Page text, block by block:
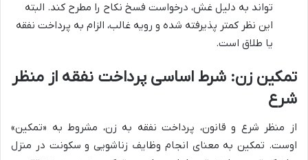
تواند به دلیل غش، درخواست فسخ نکاح را مطرح کند. البته
این نظر کمتر پذیرفته شده و رویه غالب، الزام به پرداخت نفقه
یا طلاق است.
تمکین زن: شرط اساسی پرداخت نفقه از منظر
شرع
از منظر شرع و قانون، پرداخت نفقه به زن، مشروط به «تمکین»
اوست. تمکین به معنای انجام وظایف زناشویی و سکونت در منزل